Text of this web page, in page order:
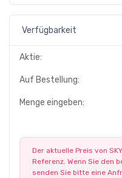
Verfügbarkeit
Aktie:
Auf Bestellung:
Menge eingeben:
Der aktuelle Preis von
Referenz. Wenn Sie den
senden Sie bitte eine